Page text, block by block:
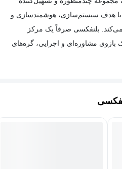
هدف سیستم‌سازی، هوشمندسازی و
می‌کند. بلنفکسی صرفاً یک مرکز
بازوی مشاوره‌ای و اجرایی، گره‌های